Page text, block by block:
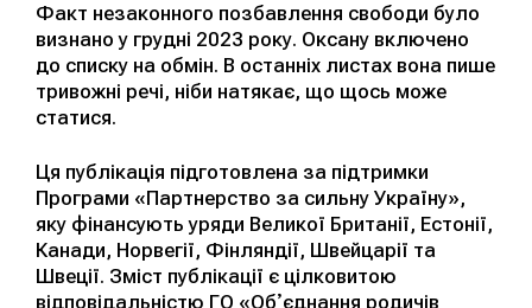
Факт незаконного позбавлення свободи було
визнано у грудні 2023 року. Оксану включено
до списку на обмін. В останніх листах вона пише
тривожні речі, ніби натякає, що щось може
статися.
Ця публікація підготовлена за підтримки
Програми «Партнерство за сильну Україну»,
яку фінансують уряди Великої Британії, Естонії,
Канади, Норвегії, Фінляндії, Швейцарії та
Швеції. Зміст публікації є цілковитою
відповідальністю ГО «Обʼєднання родичів